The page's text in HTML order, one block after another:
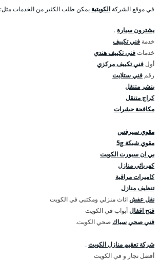
في موقع الشركةالكويتية يمكن طلب الكثير من الخدمات مثل:
يشترون سيارة.
خدمة فني تكييف
خدماتفني تكييف هندي
أولفني تكييف مركزي
رقم فني ستلايت
بنشر متنقل
كراج متنقل
مكافحة حشرات
مقوي سيرفس
مقوي شبكة 5g
بي ان سبورت الكويت
كهربائي منازل
كاميرات مراقبة
تنظيف منازل
نقل عفشاثاث منزلي ومكتبي في الكويت
فتح اقفالأبواب في الكويت
فني صحيسباك صحي الكويت.
شركة تعقيم منازل الكويت.
أفضل نجار و في الكويت